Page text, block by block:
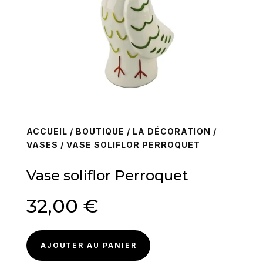
ACCUEIL / BOUTIQUE / LA DÉCORATION /
VASES / VASE SOLIFLOR PERROQUET
Vase soliflor Perroquet
32,00 €
AJOUTER AU PANIER